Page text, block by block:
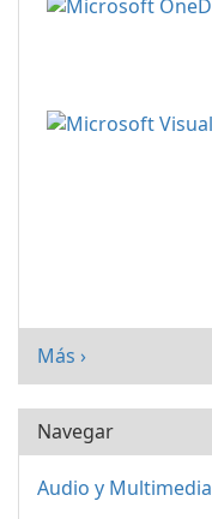
Más ›
Navegar
Audio y Multimedia